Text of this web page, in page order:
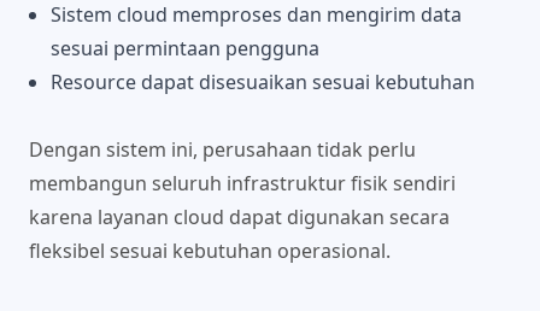
Sistem cloud memproses dan mengirim data
sesuai permintaan pengguna
Resource dapat disesuaikan sesuai kebutuhan
Dengan sistem ini, perusahaan tidak perlu
membangun seluruh infrastruktur fisik sendiri
karena layanan cloud dapat digunakan secara
fleksibel sesuai kebutuhan operasional.